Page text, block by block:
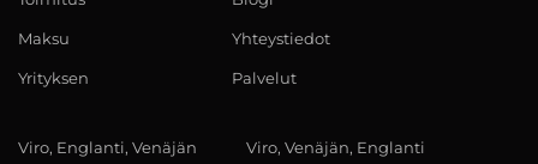
Maksu
Yrityksen
Yhteystiedot
Palvelut
Viro, Englanti, Venäjän Viro, Venäjän, Englanti